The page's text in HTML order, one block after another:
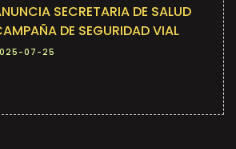
SECRETARIA DE SALUD
DE SEGURIDAD VIAL
07-25